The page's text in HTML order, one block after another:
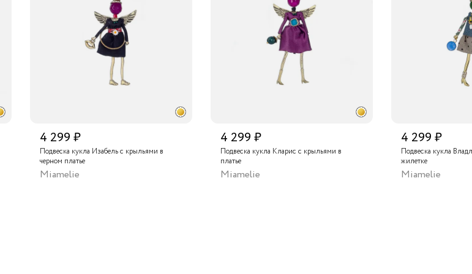
Бутик "La Nature" в Центральном Детском Магазине, Москва
Аутлет "La Nature" в ТЦ "Елоховский пассаж", Москва
4 299 ₽
Подвеска кукла Изабель с крыльями в
черном платье
Miamelie
4 299 ₽
Подвеска кукла Кларис с крыльями в
платье
Miamelie
4 299 ₽
Подвеска кукла
жилетке
Miamelie